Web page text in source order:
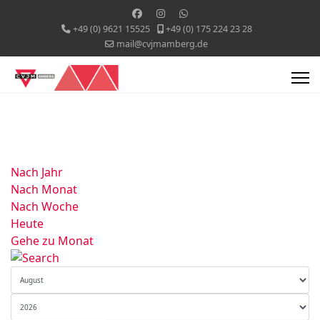
+49 (0) 9621 15525
+49 (0) 175 224 23 28
mail@cvjmamberg.de
Nach Jahr
Nach Monat
Nach Woche
Heute
Gehe zu Monat